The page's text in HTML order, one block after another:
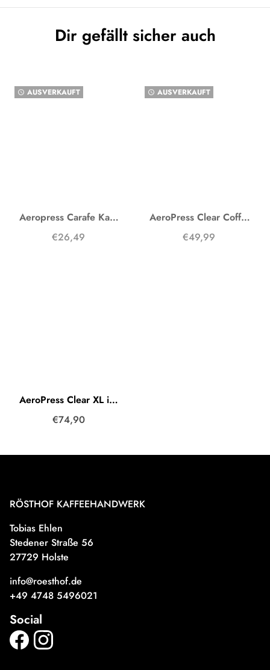
Dir gefällt sicher auch
watch_later AUSVERKAUFT
Aeropress Carafe Karaffe
€26,49
watch_later AUSVERKAUFT
AeroPress Clear Coffee Maker
€49,99
AeroPress Clear XL inkl. Karaffe + Papierfilter
€74,90
RÖSTHOF KAFFEEHANDWERK
Tobias Ehlen
Stedener Straße 56
27729 Holste
info@roesthof.de
+49 4748 5496021
Social